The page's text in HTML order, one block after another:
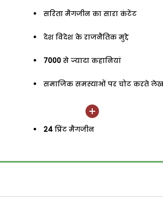
सरिता मैगजीन का सारा कंटेंट
देश विदेश के राजनैतिक मुद्दे
7000 से ज्यादा कहानियां
समाजिक समस्याओं पर चोट करते
24 प्रिंट मैगजीन